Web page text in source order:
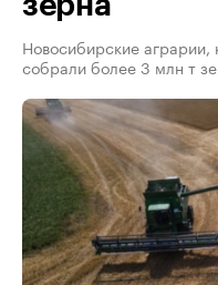
Новосибирские
собрали более 3 млн т